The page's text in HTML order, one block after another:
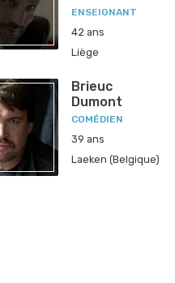
ENSEIGNANT
42 ans
Liège
Brieuc
Dumont
COMÉDIEN
39 ans
Laeken (Belgique)